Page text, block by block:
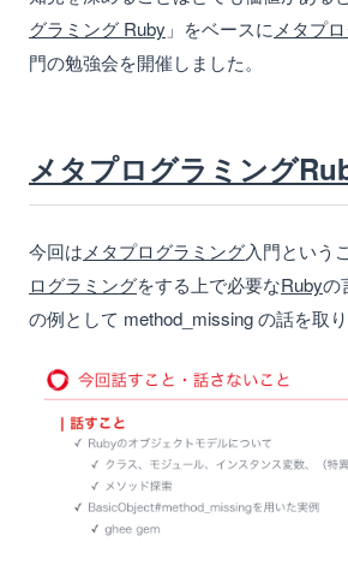
グラミング Ruby 」をベースに メタプ
門の勉強会を開催しました。
メタプログラミング
今回は メタプログラミング入門という
ログラミングをする上で必要なRubyの
の例として method_missing の話を取り